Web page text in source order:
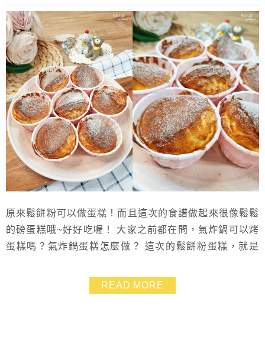
原來鬆餅粉可以做蛋糕！而且這次的食譜做起來很像鬆鬆
的磅蛋糕哦~好好吃喔！ 大家之前都在問，氣炸鍋可以烤
蛋糕嗎？氣炸鍋蛋糕怎麼做？ 這次的鬆餅粉蛋糕，就是
們，我推薦這台伊萊克斯手持電動攪拌機喲～ 👩‍🍳想買
的在這裡▶伊萊克斯手持電動攪拌機+美國OXO廚房小物
READ MORE